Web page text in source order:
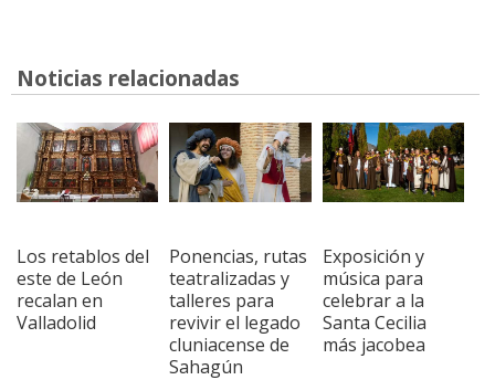
Noticias relacionadas
Los retablos del
este de León
recalan en
Valladolid
Ponencias, rutas
teatralizadas y
talleres para
revivir el legado
cluniacense de
Sahagún
Exposición y
música para
celebrar a la
Santa Cecilia
más jacobea